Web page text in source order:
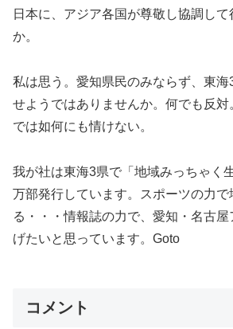
日本に、アジア各国が尊敬し協調し
か。
私は思う。愛知県民のみならず、東海
せようではありませんか。何でも反
では如何にも情けない。
我が社は東海3県で「地域みっちゃく
万部発行しています。スポーツの力で
る・・・情報誌の力で、愛知・名古
げたいと思っています。Goto
コメント